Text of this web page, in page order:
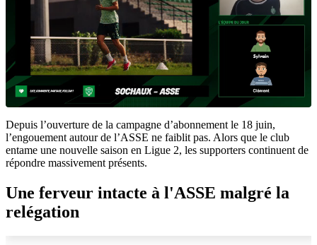
Depuis l’ouverture de la campagne d’abonnement le 18 juin,
l’engouement autour de l’ASSE ne faiblit pas. Alors que le club
entame une nouvelle saison en Ligue 2, les supporters continuent de
répondre massivement présents.
Une ferveur intacte à l'ASSE malgré la
relégation